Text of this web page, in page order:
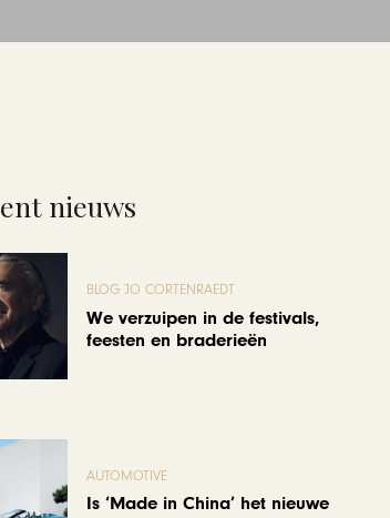
nieuws
BLOG JO CORTENRAEDT
We verzuipen in de festivals,
feesten en braderieën
AUTOMOTIVE
Is ‘Made in China’ het nieuwe